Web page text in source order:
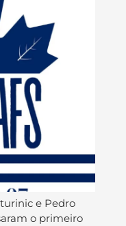
e Pedro
o primeiro